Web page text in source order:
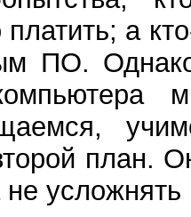
платить; а
ПО.
план.
не